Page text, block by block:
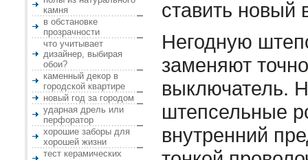
камня
в обстановке
прозрачности
что учитывает
дизайнер, выбирая
обои?
каменный декор в
городской квартире
новый год за городом
ударная дрель или
перфоратор
хорошие заборы для
хорошей жизни
тест керамических
ставить новый
Негодную
заменяют
выключатель.
штепсельные
внутренний